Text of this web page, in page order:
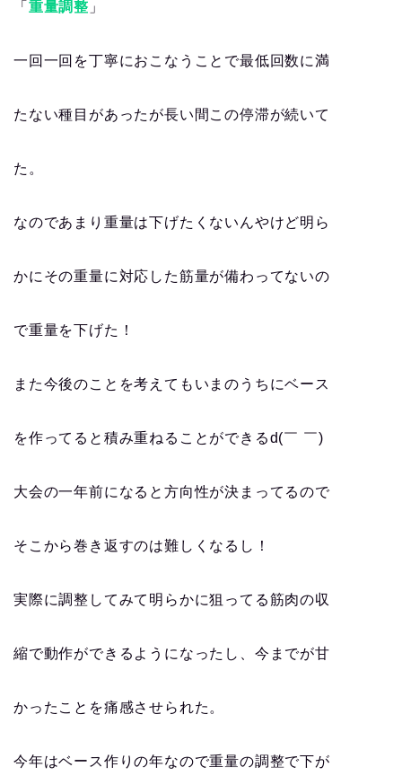
「 重量調整 」
一回一回を丁寧におこなうことで最低回数に満
たない種目があったが長い間この停滞が続いて
た。
なのであまり重量は下げたくないんやけど明ら
かにその重量に対応した筋量が備わってないの
で重量を下げた！
また今後のことを考えてもいまのうちにベース
を作ってると積み重ねることができるd(￣ ￣)
大会の一年前になると方向性が決まってるので
そこから巻き返すのは難しくなるし！
実際に調整してみて明らかに狙ってる筋肉の収
縮で動作ができるようになったし、今までが甘
かったことを痛感させられた。
今年はベース作りの年なので重量の調整で下が